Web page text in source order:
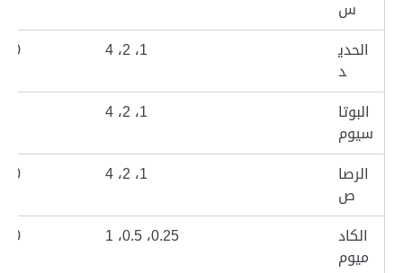
س
الحدي
د
1، 2، 4 20
البوتا
سيوم
1، 2، 4
الرصا
ص
1، 2، 4 20
الكاد
ميوم
0.25، 0.5، 1 20